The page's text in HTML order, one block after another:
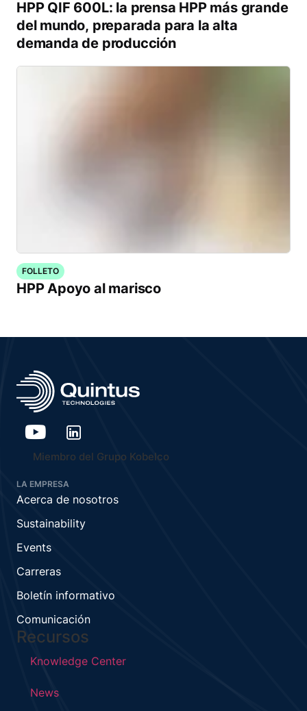
HPP QIF 600L: la prensa HPP más grande
del mundo, preparada para la alta
demanda de producción
FOLLETO
HPP Apoyo al marisco
Miembro del Grupo Kobelco
LA EMPRESA
Acerca de nosotros
Sustainability
Events
Carreras
Boletín informativo
Comunicación
Recursos
Knowledge Center
News